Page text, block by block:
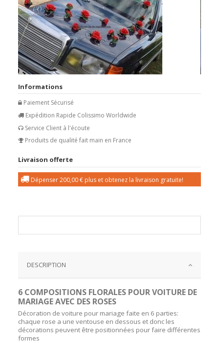
Informations
Paiement Sécurisé
Expédition Rapide Colissimo Worldwide
Service Client à l'écoute
Produits de qualité fait main en France
Livraison offerte
Dépenser200,00 € plus et obtenez la livraison gratuite!
DESCRIPTION
6 COMPOSITIONS FLORALES POUR VOITURE DE
MARIAGE AVEC DES ROSES
Décoration de voiture pour mariage faite en 6 parties:
chaque rose a une ventouse en dessous et donc les
décorations peuvent être positionnées pour faire différentes
formes